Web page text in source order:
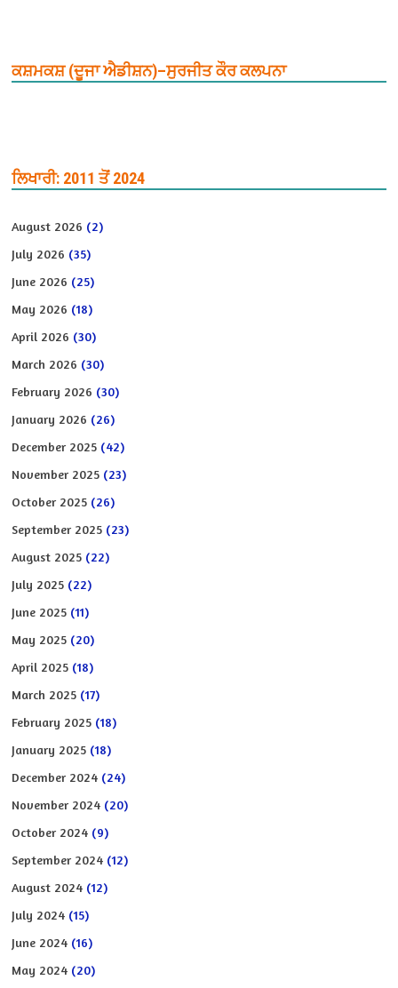
ਕਸ਼ਮਕਸ਼ (ਦੂਜਾ ਐਡੀਸ਼ਨ)–ਸੁਰਜੀਤ ਕੌਰ ਕਲਪਨਾ
ਲਿਖਾਰੀ: 2011 ਤੋਂ 2024
August 2026 (2)
July 2026 (35)
June 2026 (25)
May 2026 (18)
April 2026 (30)
March 2026 (30)
February 2026 (30)
January 2026 (26)
December 2025 (42)
November 2025 (23)
October 2025 (26)
September 2025 (23)
August 2025 (22)
July 2025 (22)
June 2025 (11)
May 2025 (20)
April 2025 (18)
March 2025 (17)
February 2025 (18)
January 2025 (18)
December 2024 (24)
November 2024 (20)
October 2024 (9)
September 2024 (12)
August 2024 (12)
July 2024 (15)
June 2024 (16)
May 2024 (20)